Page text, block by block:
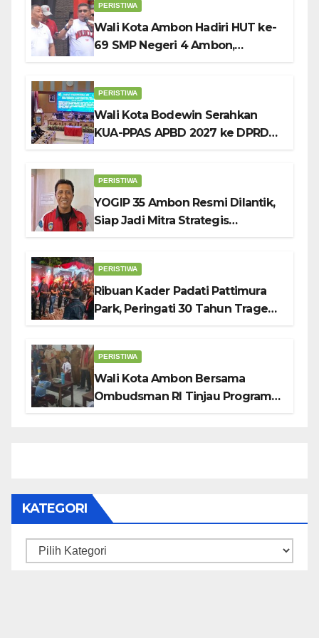
PERISTIWA
Wali Kota Ambon Hadiri HUT ke-
69 SMP Negeri 4 Ambon,
PERISTIWA
Wali Kota Bodewin Serahkan
KUA-PPAS APBD 2027 ke DPRD
PERISTIWA
YOGIP 35 Ambon Resmi Dilantik,
Siap Jadi Mitra Strategis
PERISTIWA
Ribuan Kader Padati Pattimura
Park, Peringati 30 Tahun Tragedi
PERISTIWA
Wali Kota Ambon Bersama
Ombudsman RI Tinjau Program
KATEGORI
Kategori